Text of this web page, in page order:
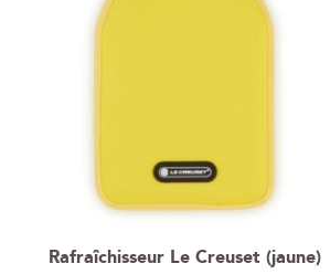
Rafraîchisseur Le Creuset (jaune)